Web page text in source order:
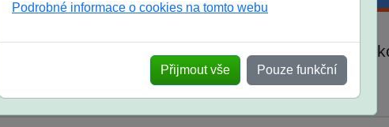
SŠ? Vaše ohlasy po skutečných přijímacích
Podrobné informace o cookies na tomto webu
Přijmout vše Pouze funkční